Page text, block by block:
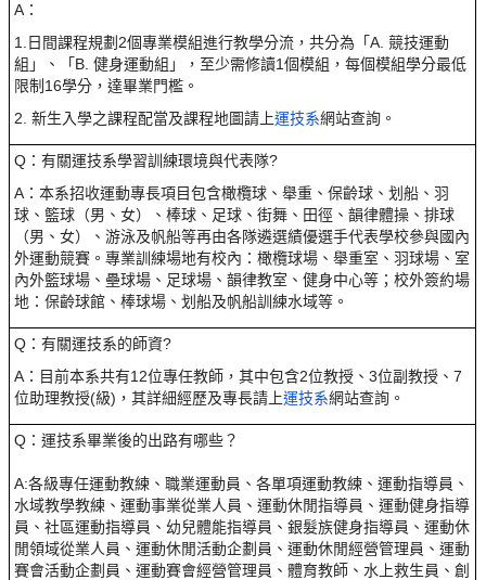
A：
1.日間課程規劃2個專業模組進行教學分流，共分為「A. 競技運動
組」、「B. 健身運動組」，至少需修讀1個模組，每個模組學分最低
限制16學分，達畢業門檻。
2. 新生入學之課程配當及課程地圖請上運技系網站查詢。
Q：有關運技系學習訓練環境與代表隊?
A：本系招收運動專長項目包含橄欖球、舉重、保齡球、划船、羽
球、籃球（男、女）、棒球、足球、街舞、田徑、韻律體操、排球
（男、女）、游泳及帆船等再由各隊遴選績優選手代表學校參與國內
外運動競賽。專業訓練場地有校內：橄欖球場、舉重室、羽球場、室
內外籃球場、壘球場、足球場、韻律教室、健身中心等；校外簽約場
地：保齡球館、棒球場、划船及帆船訓練水域等。
Q：有關運技系的師資?
A：目前本系共有12位專任教師，其中包含2位教授、3位副教授、7
位助理教授(級)，其詳細經歷及專長請上運技系網站查詢。
Q：運技系畢業後的出路有哪些？
A:各級專任運動教練、職業運動員、各單項運動教練、運動指導員、
水域教學教練、運動事業從業人員、運動休閒指導員、運動健身指導
員、社區運動指導員、幼兒體能指導員、銀髮族健身指導員、運動休
閒領域從業人員、運動休閒活動企劃員、運動休閒經營管理員、運動
賽會活動企劃員、運動賽會經營管理員、體育教師、水上救生員、創